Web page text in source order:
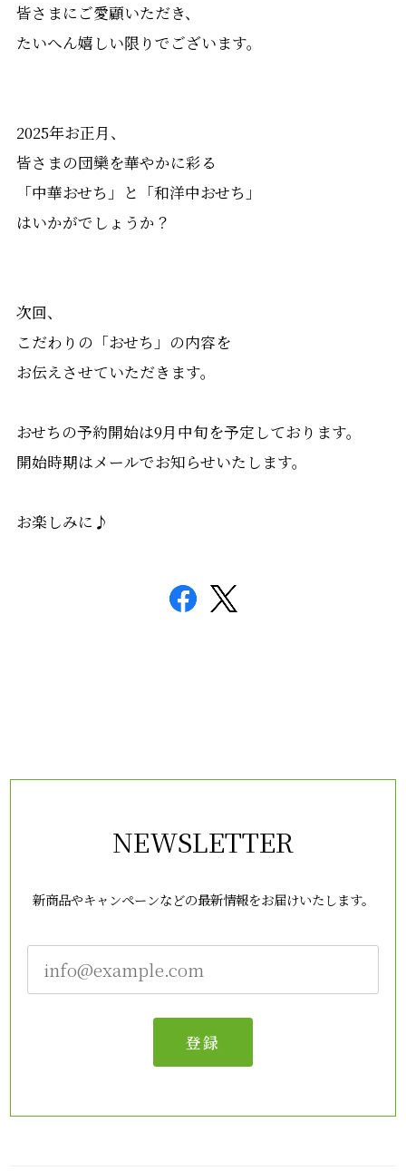
皆さまにご愛顧いただき、
たいへん嬉しい限りでございます。
2025年お正月、
皆さまの団欒を華やかに彩る
「中華おせち」と「和洋中おせち」
はいかがでしょうか？
次回、
こだわりの「おせち」の内容を
お伝えさせていただきます。
おせちの予約開始は9月中旬を予定しております。
開始時期はメールでお知らせいたします。
お楽しみに♪
NEWSLETTER
新商品やキャンペーンなどの最新情報をお届けいたします。
登録